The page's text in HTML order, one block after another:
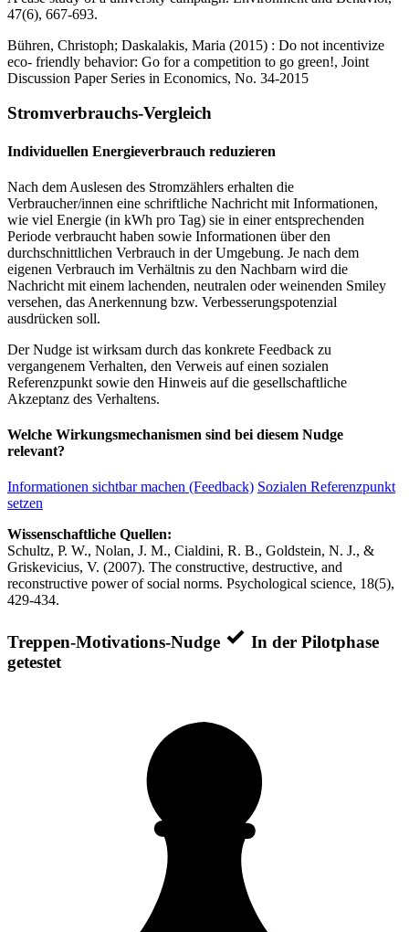
47(6), 667-693.
Bühren, Christoph; Daskalakis, Maria (2015) : Do not incentivize
eco- friendly behavior: Go for a competition to go green!, Joint
Discussion Paper Series in Economics, No. 34-2015
Stromverbrauchs-Vergleich
Individuellen Energieverbrauch reduzieren
Nach dem Auslesen des Stromzählers erhalten die
Verbraucher/innen eine schriftliche Nachricht mit Informationen,
wie viel Energie (in kWh pro Tag) sie in einer entsprechenden
Periode verbraucht haben sowie Informationen über den
durchschnittlichen Verbrauch in der Umgebung. Je nach dem
eigenen Verbrauch im Verhältnis zu den Nachbarn wird die
Nachricht mit einem lachenden, neutralen oder weinenden Smiley
versehen, das Anerkennung bzw. Verbesserungspotenzial
ausdrücken soll.
Der Nudge ist wirksam durch das konkrete Feedback zu
vergangenem Verhalten, den Verweis auf einen sozialen
Referenzpunkt sowie den Hinweis auf die gesellschaftliche
Akzeptanz des Verhaltens.
Welche Wirkungsmechanismen sind bei diesem Nudge
relevant?
Informationen sichtbar machen (Feedback) Sozialen Referenzpunkt
setzen
Wissenschaftliche Quellen:
Schultz, P. W., Nolan, J. M., Cialdini, R. B., Goldstein, N. J., &
Griskevicius, V. (2007). The constructive, destructive, and
reconstructive power of social norms. Psychological science, 18(5),
429-434.
Treppen-Motivations-Nudge
In der Pilotphase
getestet